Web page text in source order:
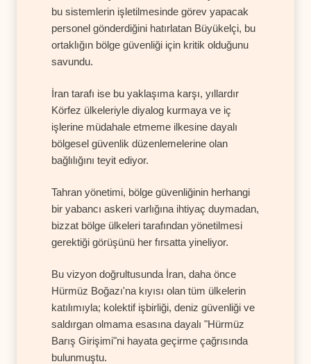
bu sistemlerin işletilmesinde görev yapacak
personel gönderdiğini hatırlatan Büyükelçi, bu
ortaklığın bölge güvenliği için kritik olduğunu
savundu.
İran tarafı ise bu yaklaşıma karşı, yıllardır
Körfez ülkeleriyle diyalog kurmaya ve iç
işlerine müdahale etmeme ilkesine dayalı
bölgesel güvenlik düzenlemelerine olan
bağlılığını teyit ediyor.
Tahran yönetimi, bölge güvenliğinin herhangi
bir yabancı askeri varlığına ihtiyaç duymadan,
bizzat bölge ülkeleri tarafından yönetilmesi
gerektiği görüşünü her fırsatta yineliyor.
Bu vizyon doğrultusunda İran, daha önce
Hürmüz Boğazı'na kıyısı olan tüm ülkelerin
katılımıyla; kolektif işbirliği, deniz güvenliği ve
saldırgan olmama esasına dayalı "Hürmüz
Barış Girişimi"ni hayata geçirme çağrısında
bulunmuştu.